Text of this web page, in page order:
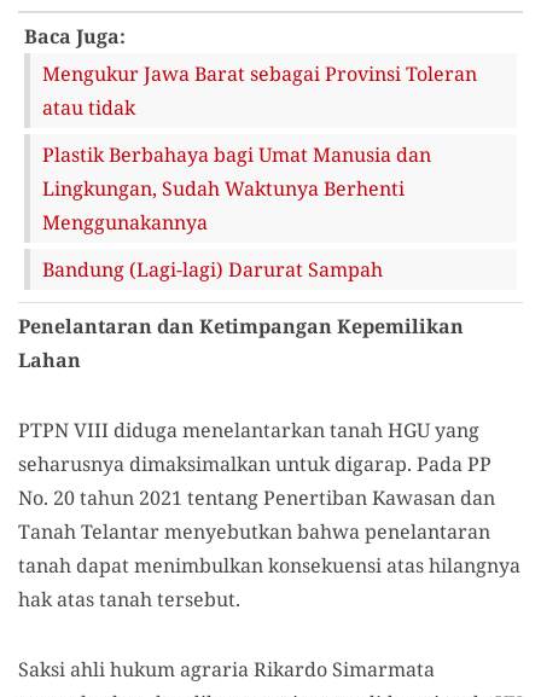
Baca Juga:
Mengukur Jawa Barat sebagai Provinsi Toleran
atau tidak
Plastik Berbahaya bagi Umat Manusia dan
Lingkungan, Sudah Waktunya Berhenti
Menggunakannya
Bandung (Lagi-lagi) Darurat Sampah
Penelantaran dan Ketimpangan Kepemilikan
Lahan
PTPN VIII diduga menelantarkan tanah HGU yang
seharusnya dimaksimalkan untuk digarap. Pada PP
No. 20 tahun 2021 tentang Penertiban Kawasan dan
Tanah Telantar menyebutkan bahwa penelantaran
tanah dapat menimbulkan konsekuensi atas hilangnya
hak atas tanah tersebut.
Saksi ahli hukum agraria Rikardo Simarmata